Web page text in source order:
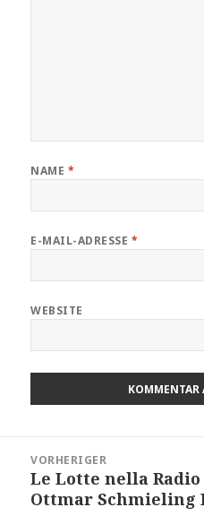
NAME *
E-MAIL-ADRESSE *
WEBSITE
VORHERIGER
Vorheriger
Beitrag:
Le Lotte nella
Ottmar Schmieling